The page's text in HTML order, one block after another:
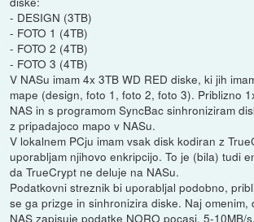
- DESIGN (3TB)
- FOTO 1 (4TB)
- FOTO 2 (4TB)
- FOTO 3 (4TB)
V NASu imam 4x 3TB WD RED diske, ki jih
mape (design, foto 1, foto 2, foto 3). Priblizno
NAS in s programom SyncBac sinhroniziram
z pripadajoco mapo v NASu.
V lokalnem PCju imam vsak disk kodiran z
uporabljam njihovo enkripcijo. To je (bila) tudi
da TrueCrypt ne deluje na NASu.
Podatkovni streznik bi uporabljal podobno,
se ga prizge in sinhronizira diske. Naj omenim,
NAS zapisuje podatke NORO pocasi, 5-10MB/